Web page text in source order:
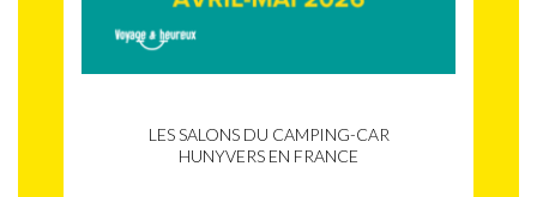
LES SALONS DU CAMPING-CAR
HUNYVERS EN FRANCE